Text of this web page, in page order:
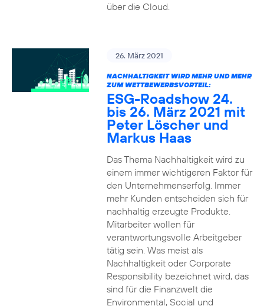
über die Cloud.
26. März 2021
NACHHALTIGKEIT WIRD MEHR UND MEHR
ZUM WETTBEWERBSVORTEIL:
ESG-Roadshow 24.
bis 26. März 2021 mit
Peter Löscher und
Markus Haas
Das Thema Nachhaltigkeit wird zu
einem immer wichtigeren Faktor für
den Unternehmenserfolg. Immer
mehr Kunden entscheiden sich für
nachhaltig erzeugte Produkte.
Mitarbeiter wollen für
verantwortungsvolle Arbeitgeber
tätig sein. Was meist als
Nachhaltigkeit oder Corporate
Responsibility bezeichnet wird, das
sind für die Finanzwelt die
Environmental, Social und